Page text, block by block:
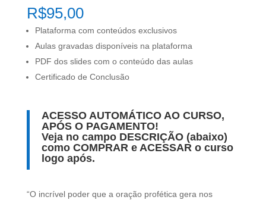
R$95,00
Plataforma com conteúdos exclusivos
Aulas gravadas disponíveis na plataforma
PDF dos slides com o conteúdo das aulas
Certificado de Conclusão
ACESSO AUTOMÁTICO AO CURSO,
APÓS O PAGAMENTO!
Veja no campo DESCRIÇÃO (abaixo)
como COMPRAR e ACESSAR o curso
logo após.
“O incrível poder que a oração profética gera nos